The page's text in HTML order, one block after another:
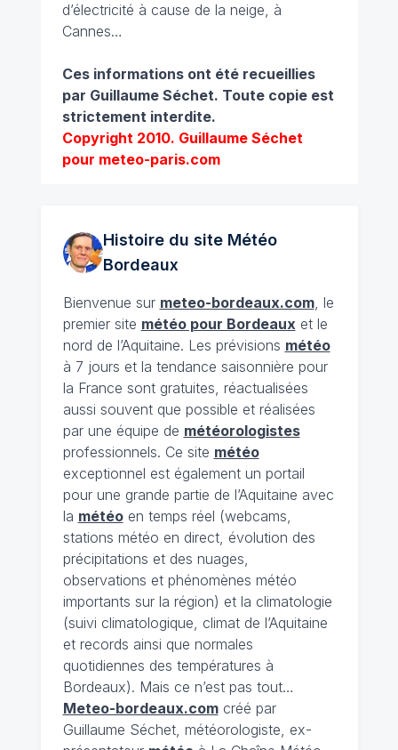
d’électricité à cause de la neige, à
Cannes…
Ces informations ont été recueillies
par Guillaume Séchet. Toute copie est
strictement interdite.
Copyright 2010. Guillaume Séchet
pour meteo-paris.com
Histoire du site Météo
Bordeaux
Bienvenue sur meteo-bordeaux.com, le
premier site météo pour Bordeauxet le
nord de l’Aquitaine. Les prévisions météo
à 7 jours et la tendance saisonnière pour
la France sont gratuites, réactualisées
aussi souvent que possible et réalisées
par une équipe de météorologistes
professionnels. Ce site météo
exceptionnel est également un portail
pour une grande partie de l’Aquitaine avec
la météoen temps réel (webcams,
stations météo en direct, évolution des
précipitations et des nuages,
observations et phénomènes météo
importants sur la région) et la climatologie
(suivi climatologique, climat de l’Aquitaine
et records ainsi que normales
quotidiennes des températures à
Bordeaux). Mais ce n’est pas tout…
Meteo-bordeaux.comcréé par
Guillaume Séchet, météorologiste, ex-